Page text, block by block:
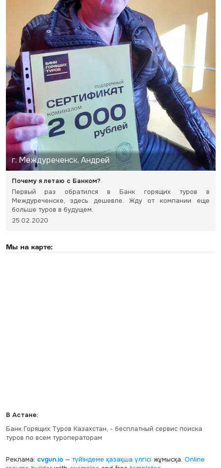
г. Междуреченск, Андрей
Почему я летаю с Банком?
Первый раз обратился в Банк горящих туров в
Междуреченске, здесь дешевле. Жду от компании еще
больше туров в будущем.
25.02.2020
Мы на карте:
В Астане:
Банк Горящих Туров Казахстан, - бесплатный сервис поиска
туров по всем туроператорам
Реклама: cvgun.io— түйіндеме қазақша үлгісі жұмысқа. Online